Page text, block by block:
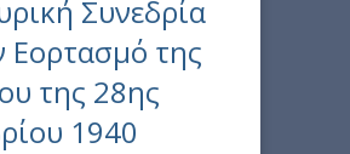
Συνεδρία
Εορτασμό της
της 28ης
1940